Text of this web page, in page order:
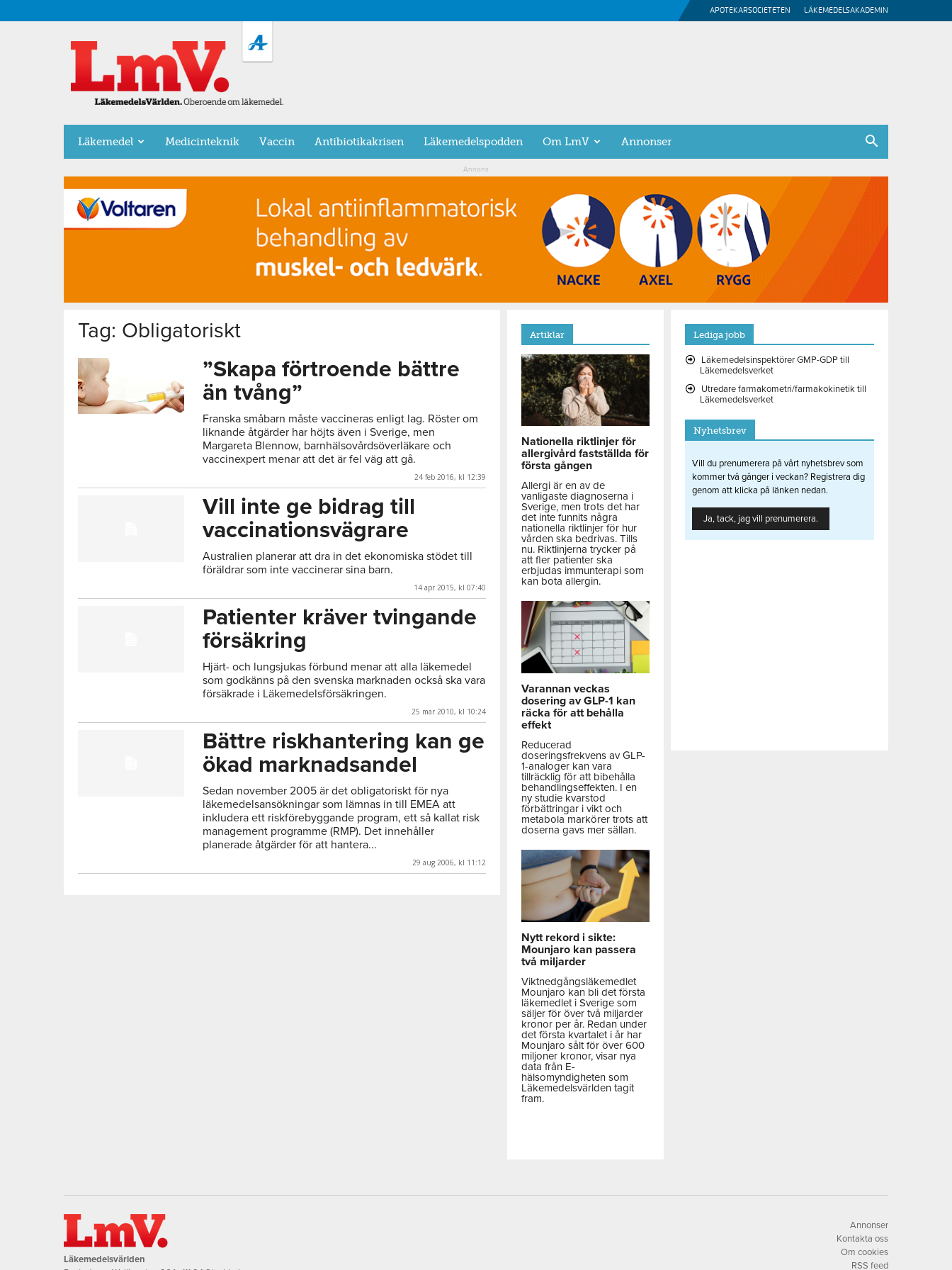
APOTEKARSOCIETETEN LÄKEMEDELSAKADEMIN
LäkemedelsVärlden
Läkemedel Medicinteknik Vaccin Antibiotikakrisen Läkemedelspodden Om LmV Annonser
Annons
Tag: Obligatoriskt
”Skapa förtroende bättre
än tvång”
Franska småbarn måste vaccineras enligt lag. Röster om
liknande åtgärder har höjts även i Sverige, men
Margareta Blennow, barnhälsovårdsöverläkare och
vaccinexpert menar att det är fel väg att gå.
24 feb 2016, kl 12:39
Vill inte ge bidrag till
vaccinationsvägrare
Australien planerar att dra in det ekonomiska stödet till
föräldrar som inte vaccinerar sina barn.
14 apr 2015, kl 07:40
Patienter kräver tvingande
försäkring
Hjärt- och lungsjukas förbund menar att alla läkemedel
som godkänns på den svenska marknaden också ska vara
försäkrade i Läkemedelsförsäkringen.
25 mar 2010, kl 10:24
Bättre riskhantering kan ge
ökad marknadsandel
Sedan november 2005 är det obligatoriskt för nya
läkemedelsansökningar som lämnas in till EMEA att
inkludera ett riskförebyggande program, ett så kallat risk
management programme (RMP). Det innehåller
planerade åtgärder för att hantera...
29 aug 2006, kl 11:12
Artiklar
Nationella riktlinjer för
allergivård fastställda för
första gången
Allergi är en av de
vanligaste diagnoserna i
Sverige, men trots det har
det inte funnits några
nationella riktlinjer för hur
vården ska bedrivas. Tills
nu. Riktlinjerna trycker på
att fler patienter ska
erbjudas immunterapi som
kan bota allergin.
Varannan veckas
dosering av GLP-1 kan
räcka för att behålla
effekt
Reducerad
doseringsfrekvens av GLP-
1-analoger kan vara
tillräcklig för att bibehålla
behandlingseffekten. I en
ny studie kvarstod
förbättringar i vikt och
metabola markörer trots att
doserna gavs mer sällan.
Nytt rekord i sikte:
Mounjaro kan passera
två miljarder
Viktnedgångsläkemedlet
Mounjaro kan bli det första
läkemedlet i Sverige som
säljer för över två miljarder
kronor per år. Redan under
det första kvartalet i år har
Mounjaro sålt för över 600
miljoner kronor, visar nya
data från E-
hälsomyndigheten som
Läkemedelsvärlden tagit
fram.
Lediga jobb
Läkemedelsinspektörer GMP-GDP till
Läkemedelsverket
Utredare farmakometri/farmakokinetik till
Läkemedelsverket
Nyhetsbrev
Vill du prenumerera på vårt nyhetsbrev som
kommer två gånger i veckan? Registrera dig
genom att klicka på länken nedan.
Ja, tack, jag vill prenumerera.
Läkemedelsvärlden
Annonser
Kontakta oss
Om cookies
RSS feed